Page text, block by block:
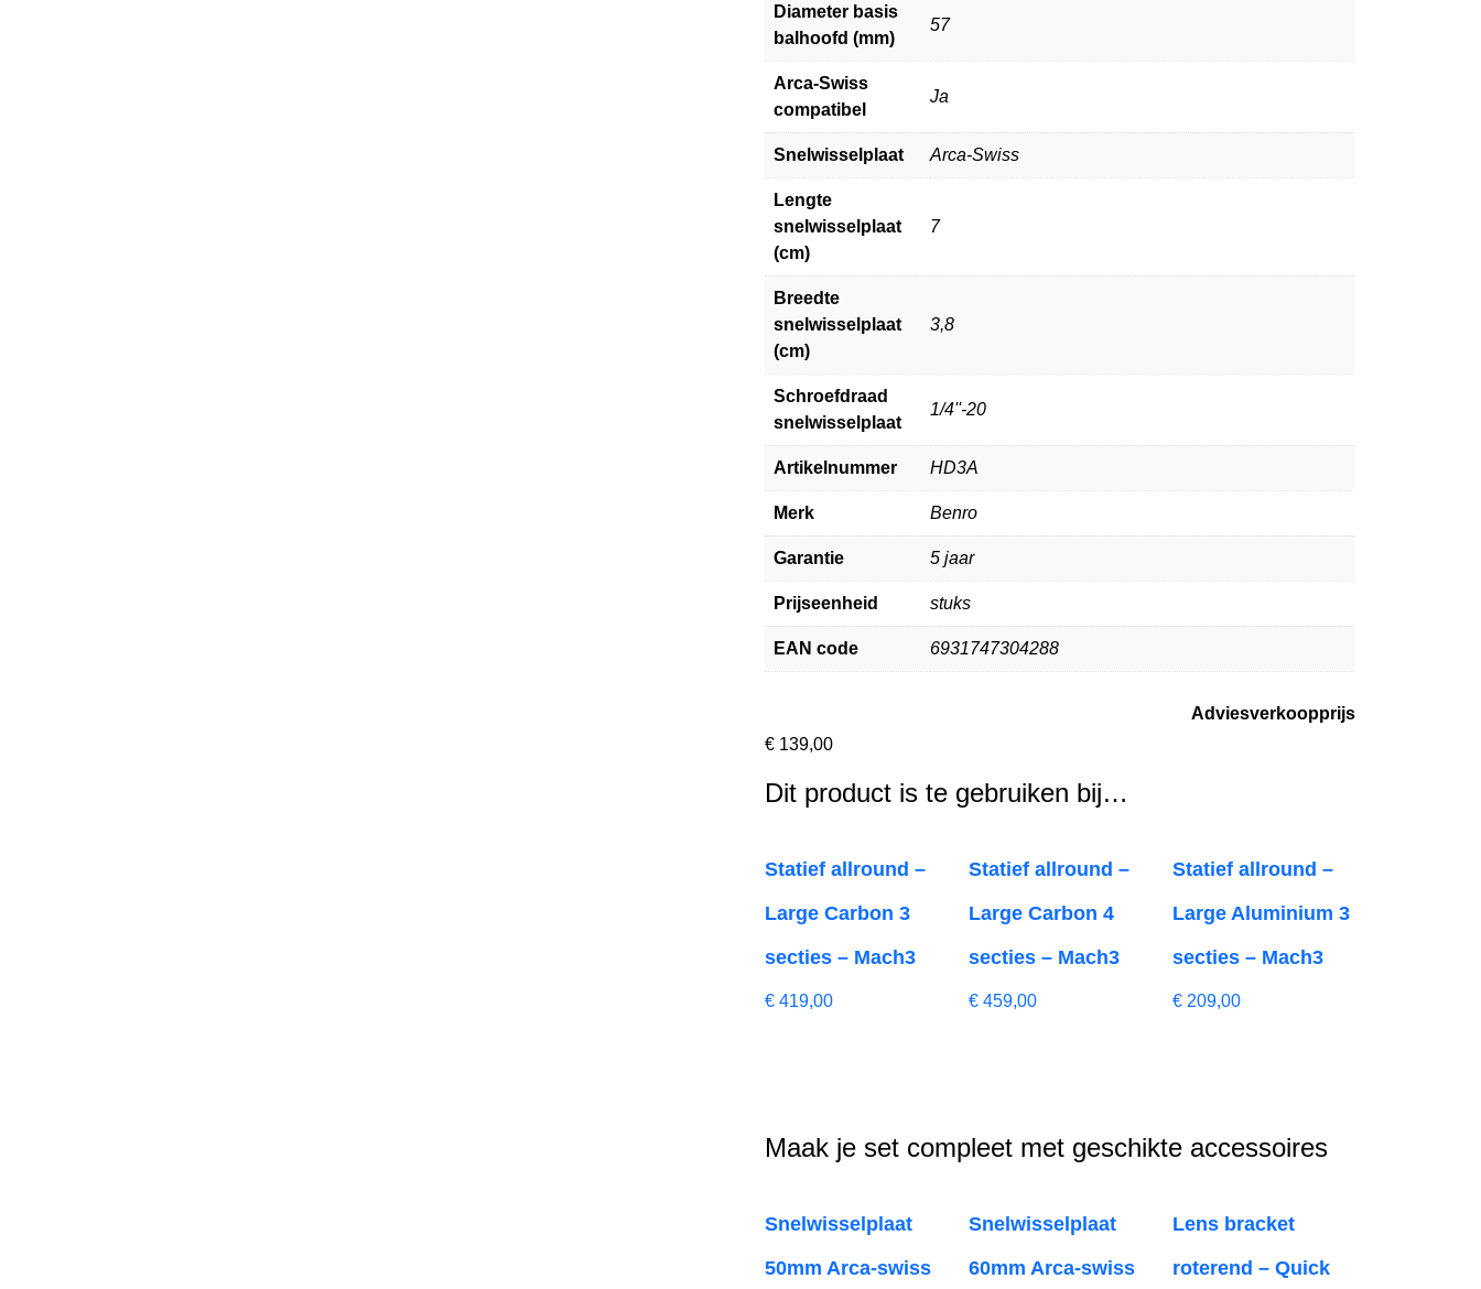
Diameter basis
balhoofd (mm)
57
Arca-Swiss
compatibel
Ja
Snelwisselplaat Arca-Swiss
Lengte
snelwisselplaat
(cm)
7
Breedte
snelwisselplaat
(cm)
3,8
Schroefdraad
snelwisselplaat
1/4''-20
Artikelnummer HD3A
Merk Benro
Garantie 5 jaar
Prijseenheid stuks
EAN code 6931747304288
Adviesverkoopprijs
€ 139,00
Dit product is te gebruiken bij…
Statief allround –
Large Carbon 3
secties – Mach3
€ 419,00
Statief allround –
Large Carbon 4
secties – Mach3
€ 459,00
Statief allround –
Large Aluminium 3
secties – Mach3
€ 209,00
Maak je set compleet met geschikte accessoires
Snelwisselplaat
50mm Arca-swiss
Snelwisselplaat
60mm Arca-swiss
Lens bracket
roterend – Quick